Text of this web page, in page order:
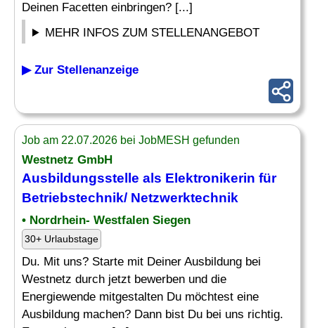
Deinen Facetten einbringen? [...]
MEHR INFOS ZUM STELLENANGEBOT
▶ Zur Stellenanzeige
Job am 22.07.2026 bei JobMESH gefunden
Westnetz GmbH
Ausbildungsstelle als Elektronikerin für
Betriebstechnik/ Netzwerktechnik
• Nordrhein- Westfalen Siegen
30+ Urlaubstage
Du. Mit uns? Starte mit Deiner Ausbildung bei
Westnetz durch jetzt bewerben und die
Energiewende mitgestalten Du möchtest eine
Ausbildung machen? Dann bist Du bei uns richtig.